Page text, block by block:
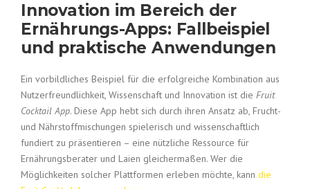
Innovation im Bereich der
Ernährungs-Apps: Fallbeispiel
und praktische Anwendungen
Ein vorbildliches Beispiel für die erfolgreiche Kombination aus
Nutzerfreundlichkeit, Wissenschaft und Innovation ist die Fruit
Cocktail App. Diese App hebt sich durch ihren Ansatz ab, Frucht-
und Nährstoffmischungen spielerisch und wissenschaftlich
fundiert zu präsentieren – eine nützliche Ressource für
Ernährungsberater und Laien gleichermaßen. Wer die
Möglichkeiten solcher Plattformen erleben möchte, kann die